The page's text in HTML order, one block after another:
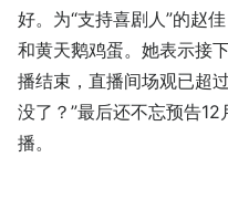
好。为“支持喜剧人”的赵
和黄天鹅鸡蛋。她表示接
播结束，直播间场观已超
没了？”最后还不忘预告
播。